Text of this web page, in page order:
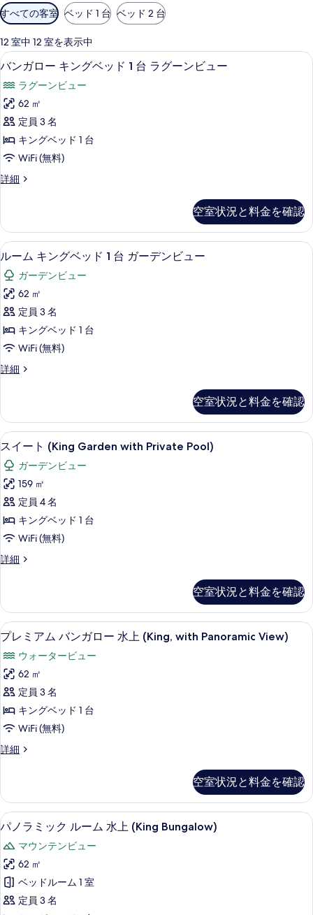
利
用
可
能
な
客
室
の
り
込
み
すべての客室 ベッド 1 台 ベッド 2 台
12 室中 12 室を表示中
バ
ガ
ロ
ー
キ
ン
グ
ッ
ド
1
台
ラ
グ
ー
ン
ビ
の
す
べ
て
の
写
真
を
表
す
る
7
バンガロー キングベッド 1 台 ラグーンビュー
ラグーンビュー
62 ㎡
定員 3 名
キングベッド 1 台
WiFi (無料)
詳細
バ
ー
キ
ン
ベ
ッ
台
ラ
グ
ー
ー
の
詳
細
空室状況と料金を確認
ル
ー
ム
キ
ン
グ
ベ
ッ
1
台
ガ
ー
デ
ン
ビ
ュ
ー
べ
て
の
写
真
を
表
示
す
5
ルーム キングベッド 1 台 ガーデンビュー
ガーデンビュー
62 ㎡
定員 3 名
キングベッド 1 台
WiFi (無料)
詳細
ル
ン
グ
ベ
ド
ガ
ー
デ
ン
ビ
詳
細
空室状況と料金を確認
ス
イ
ー
ト
(King
Garden
with
Private
す
べ
て
の
写
真
を
表
示
る
スイート (King Garden with Private
6
スイート (King Garden with Private Pool)
ガーデンビュー
159 ㎡
定員 4 名
キングベッド 1 台
WiFi (無料)
詳細
ス
(King
Garden
with
Pool)
の
細
空室状況と料金を確認
プ
レ
ミ
ア
ム
バ
ン
ガ
ー
水
上
(King,
with
Panoramic
View)
の
7
プレミアム バンガロー 水上 (King, with Panoramic View)
ウォータービュー
62 ㎡
定員 3 名
キングベッド 1 台
WiFi (無料)
詳細
プ
ム
バ
ン
ロ
ー
水
上
(King,
with
空室状況と料金を確認
パ
ラ
ミ
ッ
ク
7
パノラミック ルーム 水上 (King Bungalow)
マウンテンビュー
62 ㎡
ベッドルーム 1 室
定員 3 名